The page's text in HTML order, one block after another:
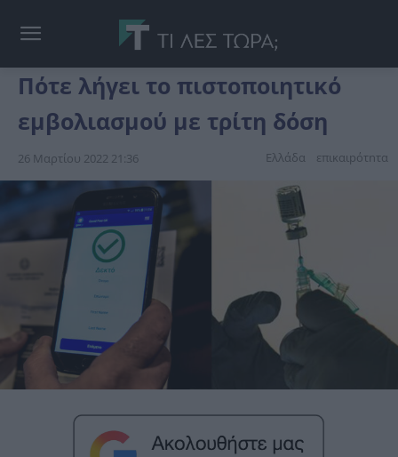
Πότε λήγει το πιστοποιητικό
εμβολιασμού με τρίτη δόση
26 Μαρτίου 2022 21:36 Ελλάδα επικαιpότnτα